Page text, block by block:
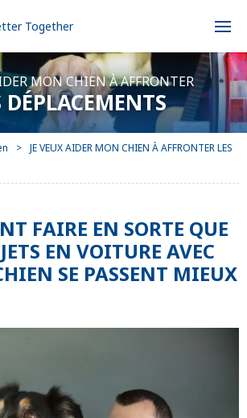
Together
MON CHIEN À AFFRONTER
DÉPLACEMENTS
JE VEUX AIDER MON CHIEN À AFFRONTER LES
FAIRE EN SORTE QUE
EN VOITURE AVEC
SE PASSENT MIEUX